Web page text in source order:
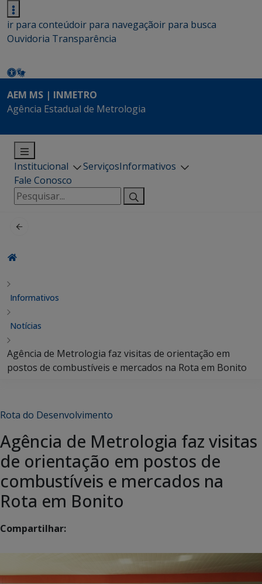
ir para conteúdoir para navegaçãoir para busca
Ouvidoria Transparência
AEM MS | INMETRO
Agência Estadual de Metrologia
Institucional ServiçosInformativos
Fale Conosco
Pesquisar
por:
Informativos
Notícias
Agência de Metrologia faz visitas de orientação em
postos de combustíveis e mercados na Rota em Bonito
Rota do Desenvolvimento
Agência de Metrologia faz visitas
de orientação em postos de
combustíveis e mercados na
Rota em Bonito
Compartilhar: